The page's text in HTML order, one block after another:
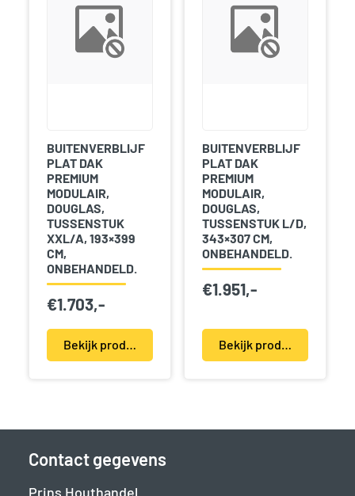
BUITENVERBLIJF
PLAT DAK
PREMIUM
MODULAIR,
DOUGLAS,
TUSSENSTUK
XXL/A, 193×399
CM,
ONBEHANDELD.
€1.703,-
Bekijk product(en)
BUITENVERBLIJF
PLAT DAK
PREMIUM
MODULAIR,
DOUGLAS,
TUSSENSTUK L/D,
343×307 CM,
ONBEHANDELD.
€1.951,-
Bekijk product(en)
Contact gegevens
Prins Houthandel